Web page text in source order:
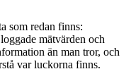
som redan finns:
mätvärden och
än man tror, och
var luckorna finns.